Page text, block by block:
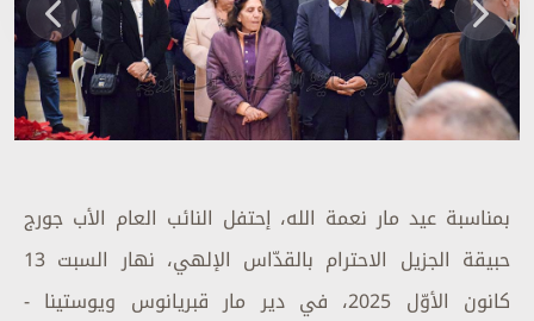
بمناسبة عيد مار نعمة الله، إحتفل النائب العام الأب جورج
حبيقة الجزيل الاحترام بالقدّاس الإلهي، نهار السبت 13
كانون الأوّل 2025، في دير مار قبريانوس ويوستينا -